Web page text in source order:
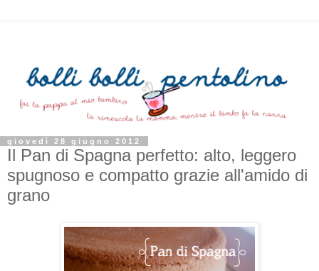
giovedì 28 giugno 2012
Il Pan di Spagna perfetto: alto, leggero
spugnoso e compatto grazie all'amido di
grano